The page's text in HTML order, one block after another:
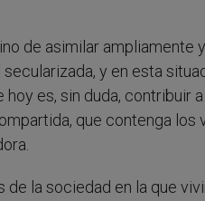
de asimilar ampliamente
y en esta
es, sin duda, contribuir
que contenga los
la sociedad en la que